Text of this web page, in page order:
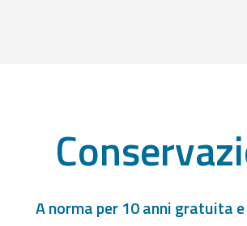
A norma per 10 anni gratuita